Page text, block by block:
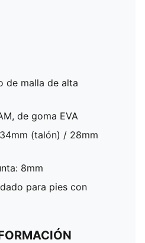
de malla de alta
de goma EVA
(talón) / 28mm
8mm
para pies con